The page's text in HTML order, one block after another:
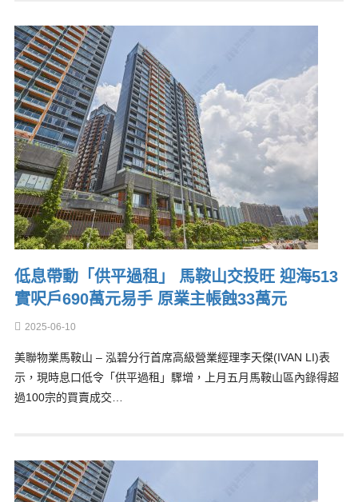
低息帶動「供平過租」 馬鞍山交投旺 迎海513
實呎戶690萬元易手 原業主帳蝕33萬元
2025-06-10
美聯物業馬鞍山 – 泓碧分行首席高級營業經理李天傑(IVAN LI)表
示，現時息口低令「供平過租」驟增，上月五月馬鞍山區內錄得超
過100宗的買賣成交…